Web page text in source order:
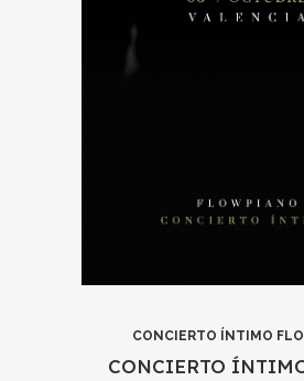
CONCIERTO ÍNTIMO
CONCIERTO
CONCIERTO